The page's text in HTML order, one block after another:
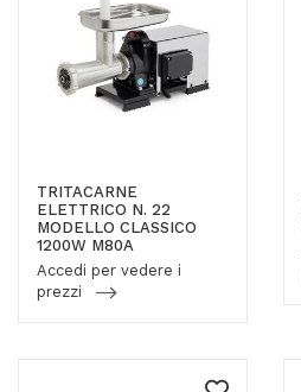
TRITACARNE
ELETTRICO N. 22
MODELLO CLASSICO
1200W M80A
Accedi per vedere i
prezzi